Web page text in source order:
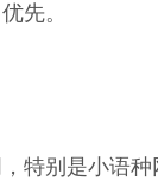
先。
特别是小语